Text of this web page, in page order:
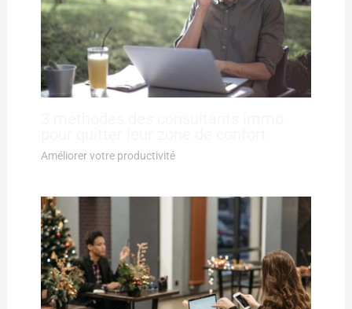
Améliorer votre productivité